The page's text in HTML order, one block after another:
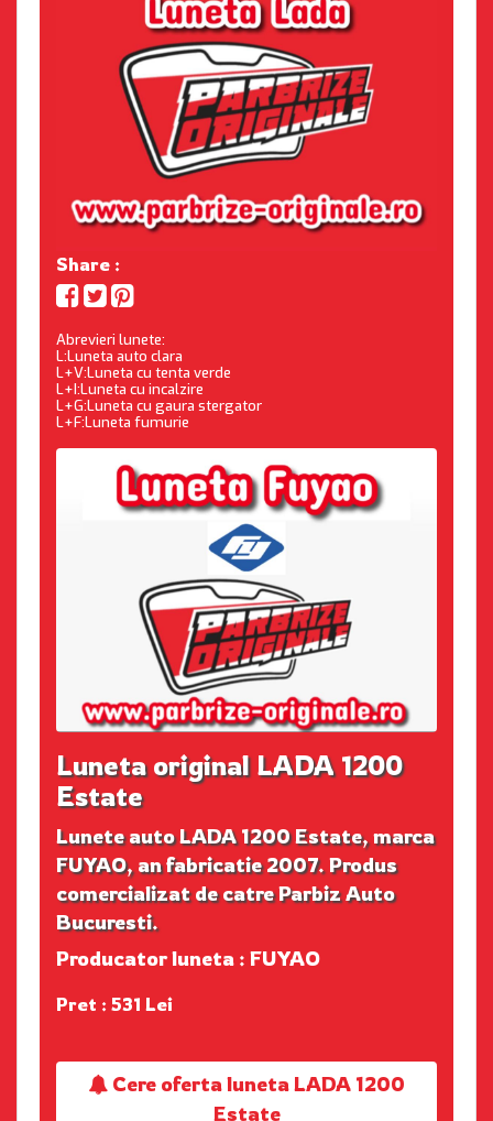
Share :
Abrevieri lunete:
L:Luneta auto clara
L+V:Luneta cu tenta verde
L+I:Luneta cu incalzire
L+G:Luneta cu gaura stergator
L+F:Luneta fumurie
Luneta original LADA 1200
Estate
Lunete auto LADA 1200 Estate, marca
FUYAO, an fabricatie 2007. Produs
comercializat de catre Parbiz Auto
Bucuresti.
Producator luneta : FUYAO
Pret : 531 Lei
Cere oferta luneta LADA 1200
Estate